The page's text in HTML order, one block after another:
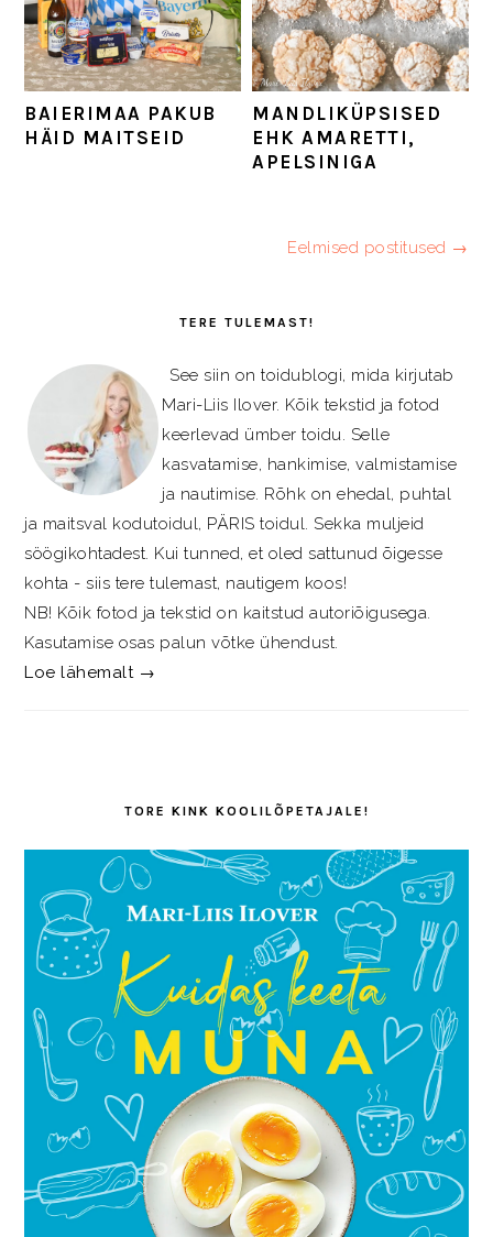
BAIERIMAA PAKUB
HÄID MAITSEID
MANDLIKÜPSISED
EHK AMARETTI,
APELSINIGA
Eelmised postitused →
TERE TULEMAST!
See siin on toidublogi, mida kirjutab
Mari-Liis Ilover. Kõik tekstid ja fotod
keerlevad ümber toidu. Selle
kasvatamise, hankimise, valmistamise
ja nautimise. Rõhk on ehedal, puhtal
ja maitsval kodutoidul, PÄRIS toidul. Sekka muljeid
söögikohtadest. Kui tunned, et oled sattunud õigesse
kohta - siis tere tulemast, nautigem koos!
NB! Kõik fotod ja tekstid on kaitstud autoriõigusega.
Kasutamise osas palun võtke ühendust.
Loe lähemalt →
TORE KINK KOOLILÕPETAJALE!